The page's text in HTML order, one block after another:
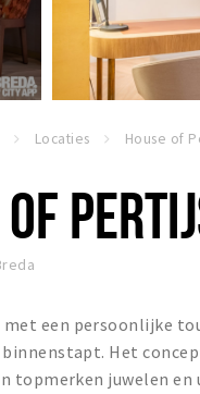
Locaties House of
een persoonlijke
Het
topmerken juwelen